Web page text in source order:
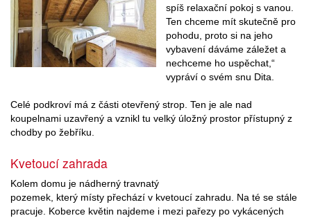
spíš relaxační pokoj s vanou.
Ten chceme mít skutečně pro
pohodu, proto si na jeho
vybavení dáváme záležet a
nechceme ho uspěchat,“
vypráví o svém snu Dita.
Celé podkroví má z části otevřený strop. Ten je ale nad
koupelnami uzavřený a vznikl tu velký úložný prostor přístupný z
chodby po žebříku.
Kvetoucí zahrada
Kolem domu je nádherný travnatý
pozemek, který místy přechází v kvetoucí zahradu. Na té se stále
pracuje. Koberce květin najdeme i mezi pařezy po vykácených